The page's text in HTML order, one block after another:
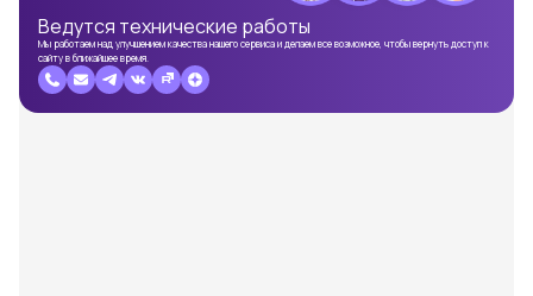
Ведутся технические работы
Мы работаем над улучшением качества нашего сервиса и делаем все возможное, чтобы вернуть доступ к
сайту в ближайшее время.